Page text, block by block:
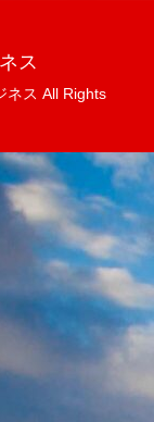
ス
ネス All Rights